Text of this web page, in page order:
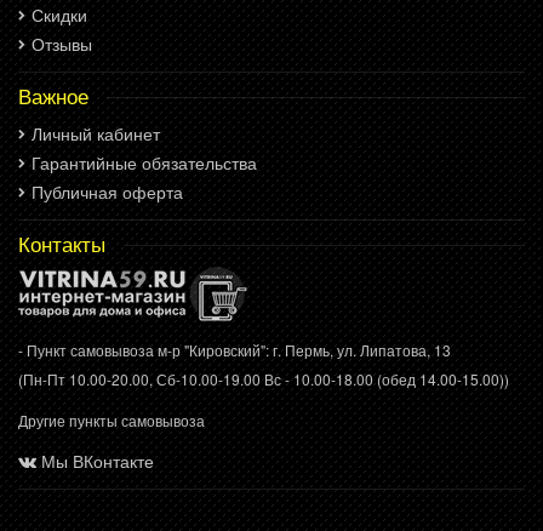
Скидки
Отзывы
Важное
Личный кабинет
Гарантийные обязательства
Публичная оферта
Контакты
- Пункт самовывоза м-р "Кировский": г. Пермь, ул. Липатова, 13
(Пн-Пт 10.00-20.00, Сб-10.00-19.00 Вс - 10.00-18.00 (обед 14.00-15.00))
Другие пункты самовывоза
Мы ВКонтакте